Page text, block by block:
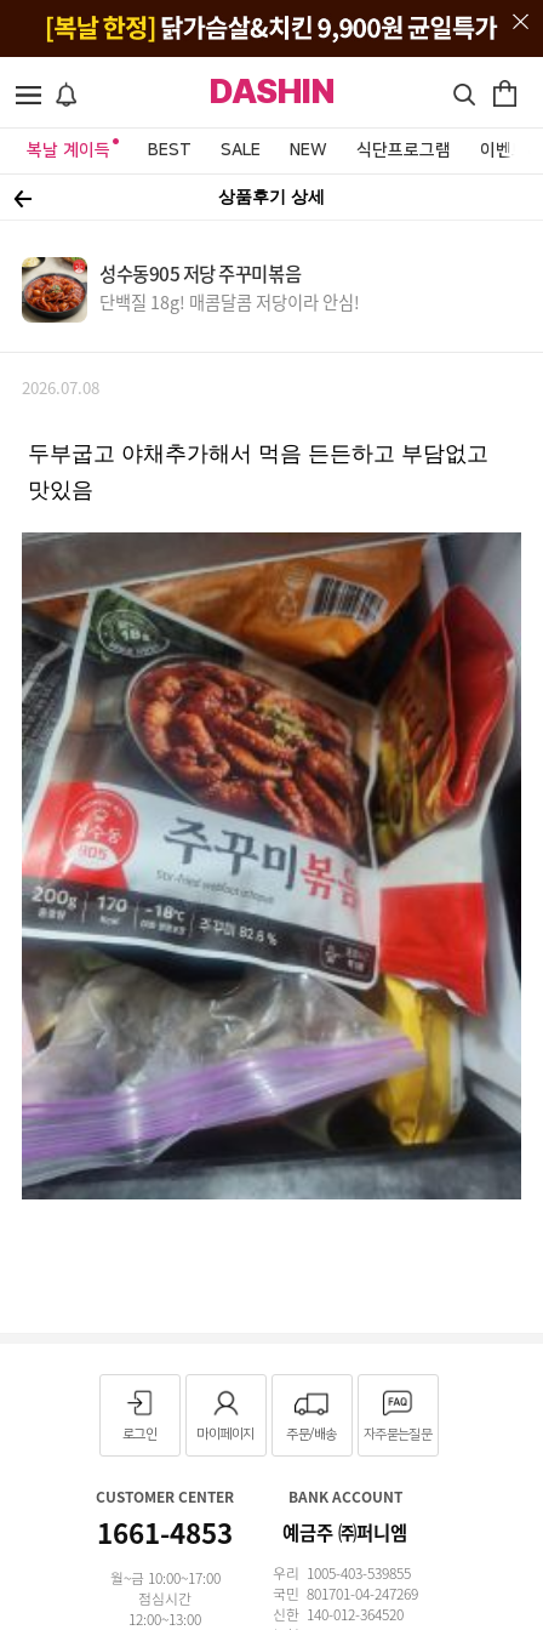
DASHIN
복날 계이득 BEST SALE NEW 식단프로그램 이벤트&
상품후기 상세
성수동905 저당 주꾸미볶음
단백질 18g! 매콤달콤 저당이라 안심!
2026.07.08
두부굽고 야채추가해서 먹음 든든하고 부담없고
맛있음
로그인 마이페이지 주문/배송 자주묻는질문
CUSTOMER CENTER
1661-4853
월~금 10:00~17:00
점심시간
12:00~13:00
BANK ACCOUNT
예금주 ㈜퍼니엠
우리 1005-403-539855
국민 801701-04-247269
신한 140-012-364520